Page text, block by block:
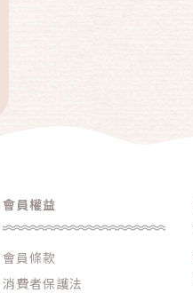
會員權益
會員條款
消費者保護法